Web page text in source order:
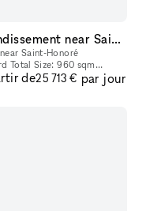
Wonderful Space in the 1st Arrondissement near Saint-Honoré
Saint-Honoré
Total Size: 960 sqm
de25 713 € par jour